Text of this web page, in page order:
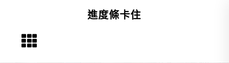
進度條卡住